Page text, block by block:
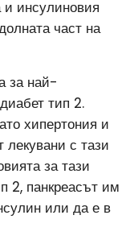
инсулиновия
част на
за най-
тип 2.
хипертония и
с тази
за тази
2, панкреасът им
или да е в